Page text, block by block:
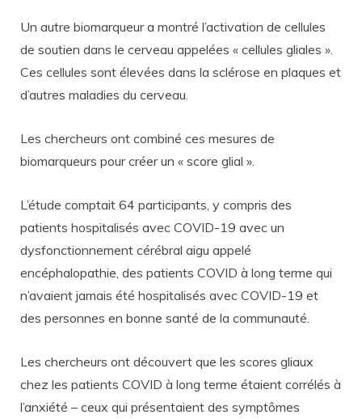
Un autre biomarqueur a montré l’activation de cellules
de soutien dans le cerveau appelées « cellules gliales ».
Ces cellules sont élevées dans la sclérose en plaques et
d’autres maladies du cerveau.
Les chercheurs ont combiné ces mesures de
biomarqueurs pour créer un « score glial ».
L’étude comptait 64 participants, y compris des
patients hospitalisés avec COVID-19 avec un
dysfonctionnement cérébral aigu appelé
encéphalopathie, des patients COVID à long terme qui
n’avaient jamais été hospitalisés avec COVID-19 et
des personnes en bonne santé de la communauté.
Les chercheurs ont découvert que les scores gliaux
chez les patients COVID à long terme étaient corrélés à
l’anxiété – ceux qui présentaient des symptômes